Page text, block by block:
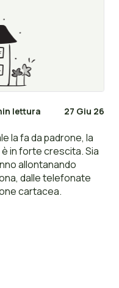
lettura 27 Giu 26
la fa da padrone, la
in forte crescita. Sia
allontanando
dalle telefonate
cartacea.